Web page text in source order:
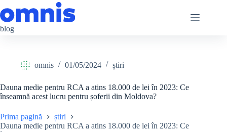
la
conținut
blog
omnis 01/05/2024 știri
Dauna medie pentru RCA a atins 18.000 de lei în 2023: Ce
înseamnă acest lucru pentru șoferii din Moldova?
Prima pagină
știri
Dauna medie pentru RCA a atins 18.000 de lei în 2023: Ce